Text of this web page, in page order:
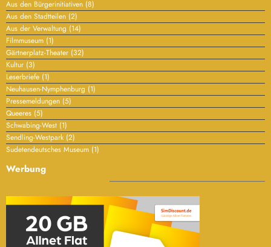
Werbung
Archiv
Mitglieder